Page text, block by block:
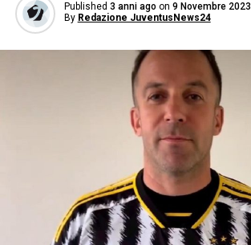
Published 3 anni ago on 9 Novembre 2023
By Redazione JuventusNews24